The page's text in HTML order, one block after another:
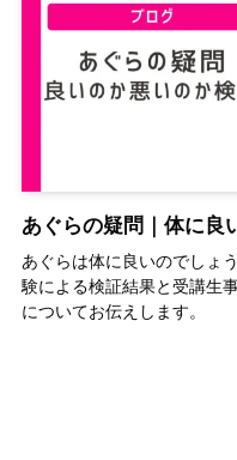
あぐらの疑問｜体に良
あぐらは体に良いのでしょ
験による検証結果と受講生
についてお伝えします。